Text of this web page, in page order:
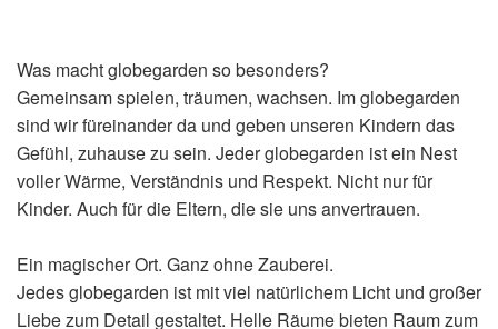
Was macht globegarden so besonders?
Gemeinsam spielen, träumen, wachsen. Im globegarden
sind wir füreinander da und geben unseren Kindern das
Gefühl, zuhause zu sein. Jeder globegarden ist ein Nest
voller Wärme, Verständnis und Respekt. Nicht nur für
Kinder. Auch für die Eltern, die sie uns anvertrauen.
Ein magischer Ort. Ganz ohne Zauberei.
Jedes globegarden ist mit viel natürlichem Licht und großer
Liebe zum Detail gestaltet. Helle Räume bieten Raum zum